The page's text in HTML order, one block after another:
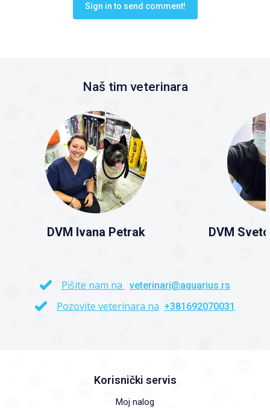
Sign in to send comment!
Naš tim veterinara
DVM Ivana Petrak DVM
Pišite nam na veterinari@aquarius.rs
Pozovite veterinara na +381692070031
Korisnički servis
Moj nalog